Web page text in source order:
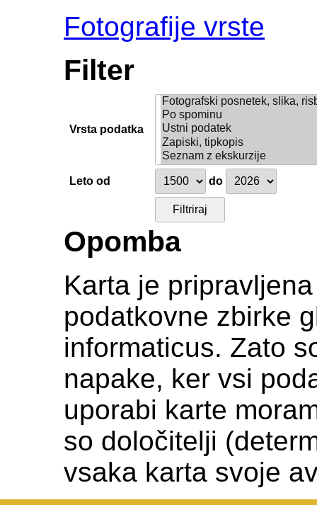
Fotografije vrste
Filter
Vrsta podatka
Leto od do
Opomba
Karta je
podatkovne zbirke
informaticus. Zato
napake, ker vsi
uporabi karte
so določitelji
vsaka karta svoje